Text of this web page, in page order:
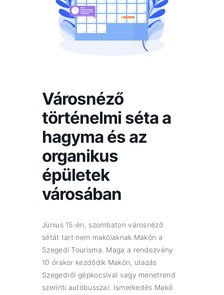
Városnéző
történelmi séta a
hagyma és az
organikus
épületek
városában
Június 15-én, szombaton városnéző
sétát tart nem makóiaknak Makón a
Szegedi Tourisma. Maga a rendezvény
10 órakor kezdődik Makón, utazás
Szegedről gépkocsival vagy menetrend
szerinti autóbusszal. Ismerkedés Makó